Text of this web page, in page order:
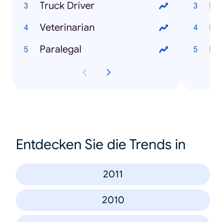
Truck Driver
Veterinarian
Paralegal
Entdecken Sie die Trends in
2011
2010